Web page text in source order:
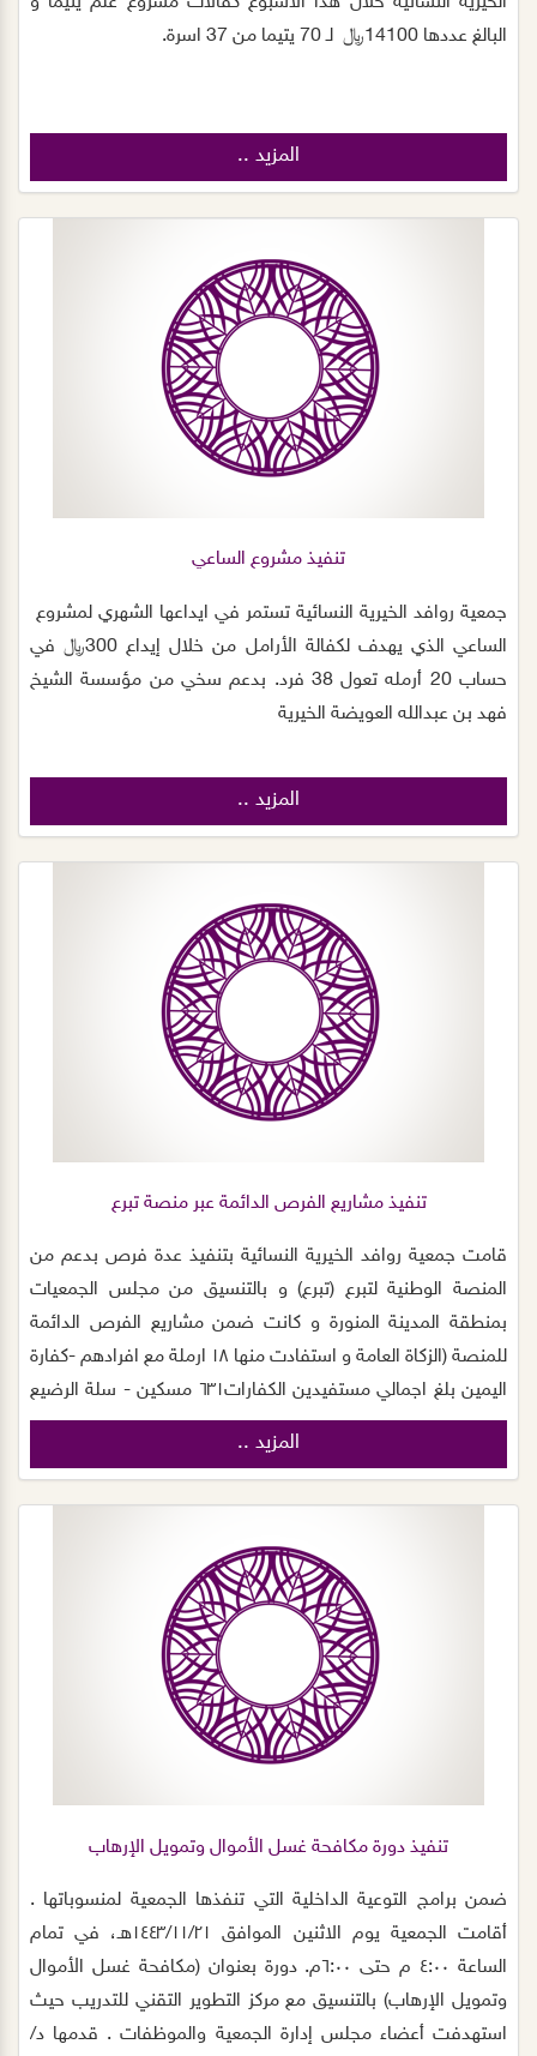
البالغ عددها 14100﷼ لـ 70 يتيما من 37 اسرة.
المزيد ..
تنفيذ مشروع الساعي
جمعية روافد الخيرية النسائية تستمر في ايداعها الشهري ⁧‫لمشروع
الساعي الذي يهدف لكفالة الأرامل من خلال إيداع 300﷼ في
حساب 20 أرمله تعول 38 فرد. ‏بدعم سخي من مؤسسة الشيخ
فهد بن عبدالله العويضة الخيرية
المزيد ..
تنفيذ مشاريع الفرص الدائمة عبر منصة تبرع
قامت جمعية روافد الخيرية النسائية بتنفيذ عدة فرص بدعم من
المنصة الوطنية لتبرع (تبرع) و بالتنسيق من مجلس الجمعيات
بمنطقة المدينة المنورة و كانت ضمن مشاريع الفرص الدائمة
للمنصة (الزكاة العامة و استفادت منها ١٨ ارملة مع افرادهم -كفارة
اليمين بلغ اجمالي مستفيدين الكفارات٦٣١ مسكين - سلة الرضيع
بكامل مستلزماتهم الاساسية من حليب و حفائظ و شامبو و
رضاعة بودرة و مناديل مبلله - المياه الباردة و استفاد منها طلاب
من هذا المنطلق صرحت رئيس مجلس الجمعية د.نسيم
الصريصري شكرها و تقديرها لما يقوم به مجلس الجمعيات
بالمنطقة من جهود و دعم للجمعية تساهم في أداء رسالتها وخدمة
المستفيدين . ختاماً كتب الله اجر المحسنين
المزيد ..
تنفيذ دورة مكافحة غسل الأموال وتمويل الإرهاب
ضمن برامج التوعية الداخلية التي تنفذها الجمعية لمنسوباتها .
أقامت الجمعية يوم الاثنين الموافق ١٤٤٣/١١/٢١هـ، في تمام
الساعة ٤:٠٠ م حتى ٦:٠٠م. دورة بعنوان (مكافحة غسل الأموال
وتمويل الإرهاب) بالتنسيق مع مركز التطوير التقني للتدريب حيث
استهدفت أعضاء مجلس إدارة الجمعية والموظفات . قدمها د/